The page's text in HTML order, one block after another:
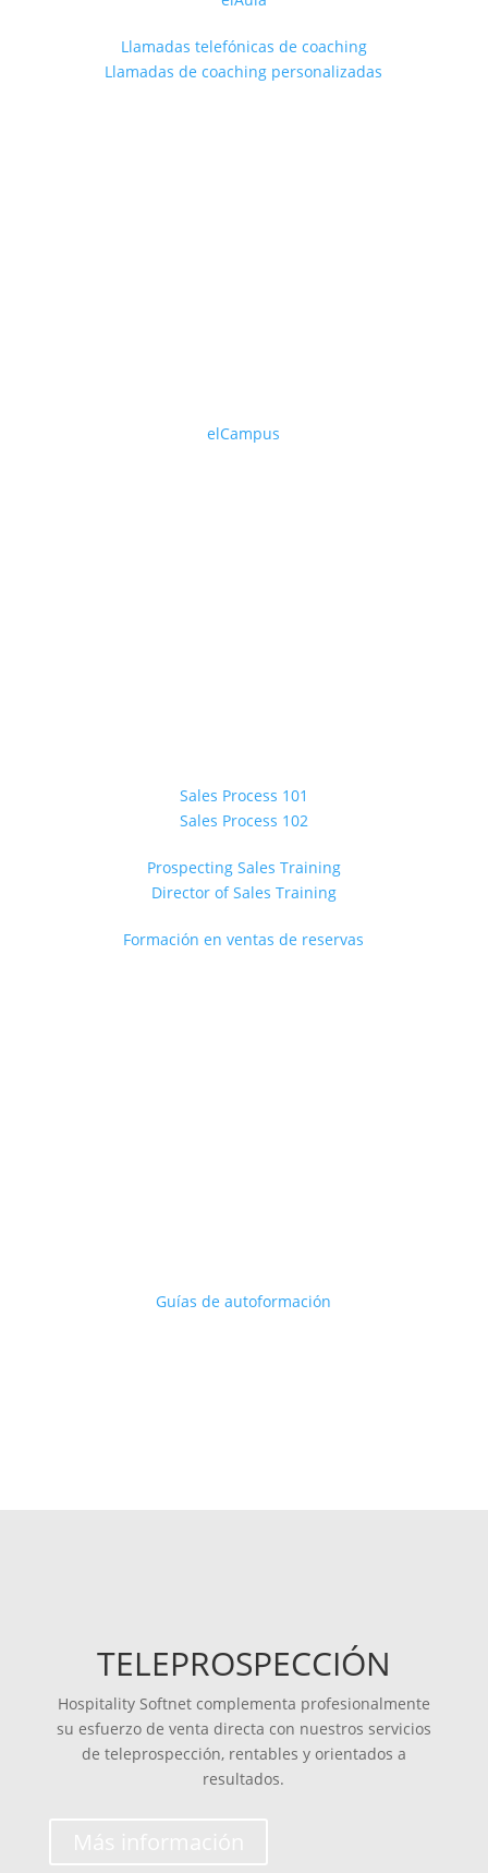
Llamadas telefónicas de coaching
Llamadas de coaching personalizadas
elCampus
Sales Process 101
Sales Process 102
Prospecting Sales Training
Director of Sales Training
Formación en ventas de reservas
Guías de autoformación
TELEPROSPECCIÓN
Hospitality Softnet complementa profesionalmente
su esfuerzo de venta directa con nuestros servicios
de teleprospección, rentables y orientados a
resultados.